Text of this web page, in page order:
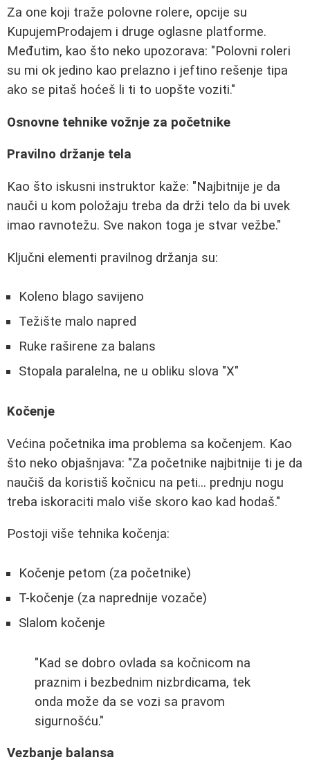
Za one koji traže polovne rolere, opcije su
KupujemProdajem i druge oglasne platforme.
Međutim, kao što neko upozorava: "Polovni roleri
su mi ok jedino kao prelazno i jeftino rešenje tipa
ako se pitaš hoćeš li ti to uopšte voziti."
Osnovne tehnike vožnje za početnike
Pravilno držanje tela
Kao što iskusni instruktor kaže: "Najbitnije je da
nauči u kom položaju treba da drži telo da bi uvek
imao ravnotežu. Sve nakon toga je stvar vežbe."
Ključni elementi pravilnog držanja su:
Koleno blago savijeno
Težište malo napred
Ruke raširene za balans
Stopala paralelna, ne u obliku slova "X"
Kočenje
Većina početnika ima problema sa kočenjem. Kao
što neko objašnjava: "Za početnike najbitnije ti je da
naučiš da koristiš kočnicu na peti... prednju nogu
treba iskoraciti malo više skoro kao kad hodaš."
Postoji više tehnika kočenja:
Kočenje petom (za početnike)
T-kočenje (za naprednije vozače)
Slalom kočenje
"Kad se dobro ovlada sa kočnicom na
praznim i bezbednim nizbrdicama, tek
onda može da se vozi sa pravom
sigurnošću."
Vezbanje balansa